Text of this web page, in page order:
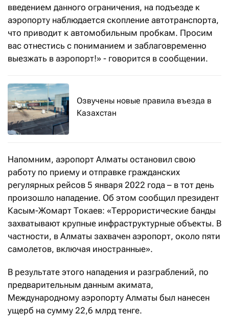
введением данного ограничения, на подъезде к
аэропорту наблюдается скопление автотранспорта,
что приводит к автомобильным пробкам. Просим
вас отнестись с пониманием и заблаговременно
выезжать в аэропорт!» - говорится в сообщении.
Озвучены новые правила въезда в
Казахстан
Напомним, аэропорт Алматы остановил свою
работу по приему и отправке гражданских
регулярных рейсов 5 января 2022 года – в тот день
произошло нападение. Об этом сообщил президент
Касым-Жомарт Токаев: «Террористические банды
захватывают крупные инфраструктурные объекты. В
частности, в Алматы захвачен аэропорт, около пяти
самолетов, включая иностранные».
В результате этого нападения и разграблений, по
предварительным данным акимата,
Международному аэропорту Алматы был нанесен
ущерб на сумму 22,6 млрд тенге.